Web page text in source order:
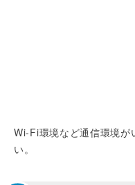
Wi-Fi環境など通信環境が
い。